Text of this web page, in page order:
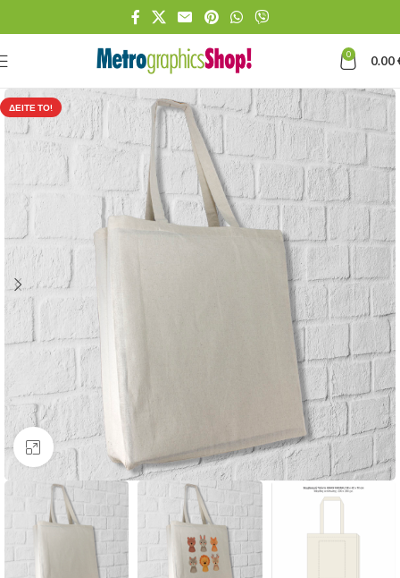
0 0.00
ΔΕΊΤΕ ΤΟ!
Κάντε κλικ για μεγέθυνση